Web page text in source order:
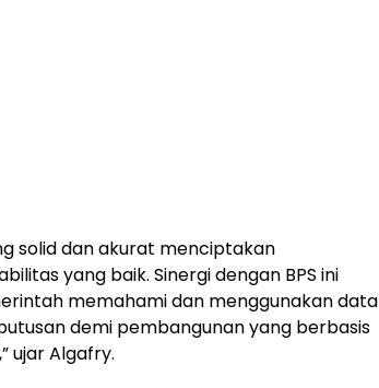
solid dan akurat menciptakan
yang baik. Sinergi dengan BPS ini
memahami dan menggunakan data
demi pembangunan yang berbasis
ujar Algafry.